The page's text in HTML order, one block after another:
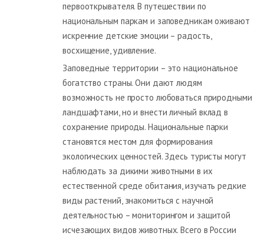
первооткрывателя. В путешествии по
национальным паркам и заповедникам оживают
искренние детские эмоции – радость,
восхищение, удивление.
Заповедные территории – это национальное
богатство страны. Они дают людям
возможность не просто любоваться природными
ландшафтами, но и внести личный вклад в
сохранение природы. Национальные парки
становятся местом для формирования
экологических ценностей. Здесь туристы могут
наблюдать за дикими животными в их
естественной среде обитания, изучать редкие
виды растений, знакомиться с научной
деятельностью – мониторингом и защитой
исчезающих видов животных. Всего в России